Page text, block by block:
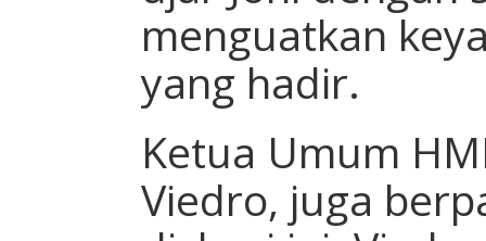
menguatkan
yang hadir.
Ketua Umum
Viedro, juga